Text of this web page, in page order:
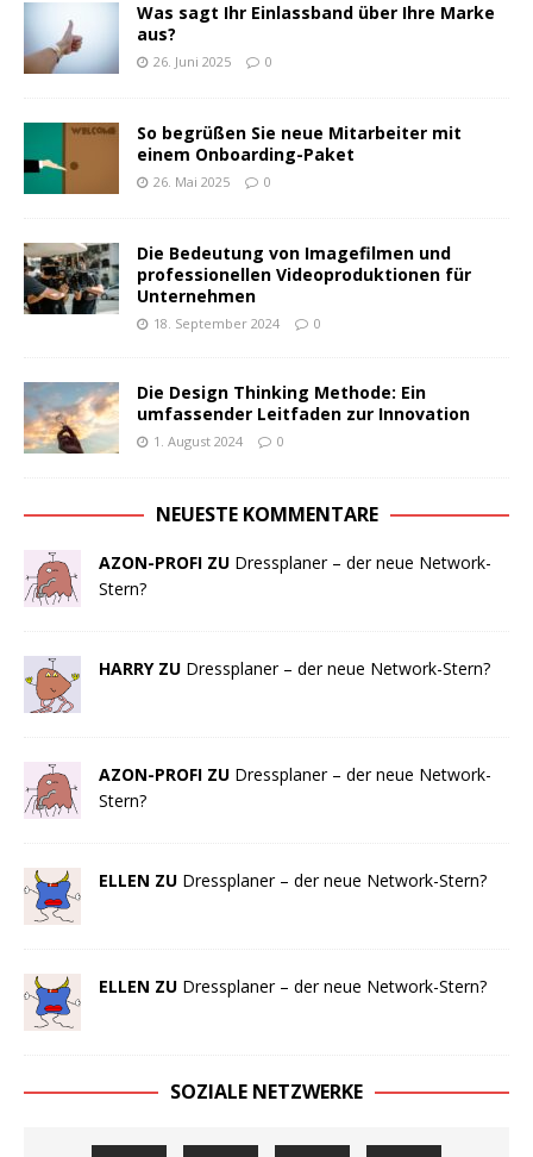
Was sagt Ihr Einlassband über Ihre Marke
aus?
26. Juni 2025 0
So begrüßen Sie neue Mitarbeiter mit
einem Onboarding-Paket
26. Mai 2025 0
Die Bedeutung von Imagefilmen und
professionellen Videoproduktionen für
Unternehmen
18. September 2024 0
Die Design Thinking Methode: Ein
umfassender Leitfaden zur Innovation
1. August 2024 0
NEUESTE KOMMENTARE
AZON-PROFI ZU Dressplaner – der neue Network-
Stern?
HARRY ZU Dressplaner – der neue Network-Stern?
AZON-PROFI ZU Dressplaner – der neue Network-
Stern?
ELLEN ZU Dressplaner – der neue Network-Stern?
ELLEN ZU Dressplaner – der neue Network-Stern?
SOZIALE NETZWERKE